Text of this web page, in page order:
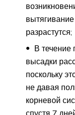
разрастутся;
В
высадки
поскольку
не давая
корневой
спустя 7